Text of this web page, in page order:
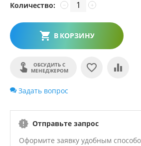
Количество: +
−
В КОРЗИНУ
ОБСУДИТЬ С
МЕНЕДЖЕРОМ
Задать вопрос
Отправьте запрос
Оформите заявку удобным